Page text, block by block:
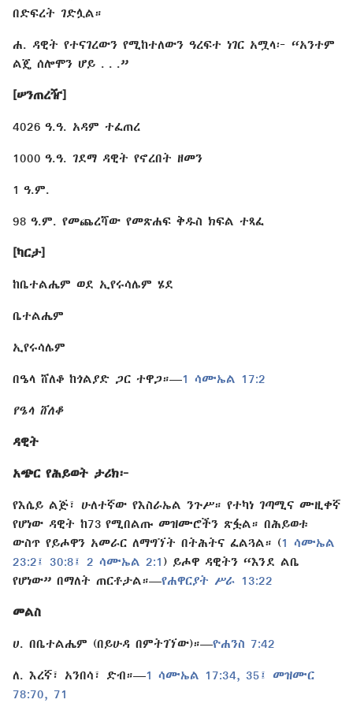
በድፍረት ገድሏል።
ሐ. ዳዊት የተናገረውን የሚከተለውን ዓረፍተ ነገር አሟላ፦ “አንተም
ልጄ ሰሎሞን ሆይ . . .”
[ሠንጠረዥ]
4026 ዓ.ዓ. አዳም ተፈጠረ
1000 ዓ.ዓ. ገደማ ዳዊት የኖረበት ዘመን
1 ዓ.ም.
98 ዓ.ም. የመጨረሻው የመጽሐፍ ቅዱስ ክፍል ተጻፈ
[ካርታ]
ከቤተልሔም ወደ ኢየሩሳሌም ሄደ
ቤተልሔም
ኢየሩሳሌም
በዔላ ሸለቆ ከጎልያድ ጋር ተዋጋ።​—1 ሳሙኤል 17:2
የዔላ ሸለቆ
ዳዊት
አጭር የሕይወት ታሪክ፦
የእሴይ ልጅ፣ ሁለተኛው የእስራኤል ንጉሥ። የተካነ ገጣሚና ሙዚቀኛ
የሆነው ዳዊት ከ73 የሚበልጡ መዝሙሮችን ጽፏል። በሕይወቱ
ውስጥ የይሖዋን አመራር ለማግኘት በትሕትና ፈልጓል። (1 ሳሙኤል
23:2፤
30:8፤ 2 ሳሙኤል 2:1 ) ይሖዋ ዳዊትን “እንደ ልቤ
የሆነው” በማለት ጠርቶታል።​—የሐዋርያት ሥራ 13:22
መልስ
ሀ. በቤተልሔም (በይሁዳ በምትገኘው)።​—ዮሐንስ 7:42
ለ. እረኛ፣ አንበሳ፣ ድብ።​—1 ሳሙኤል 17:34, 35፤
መዝሙር
78:70, 71